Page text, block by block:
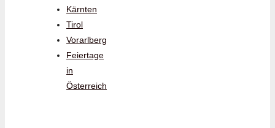
Kärnten
Tirol
Vorarlberg
Feiertage
in
Österreich